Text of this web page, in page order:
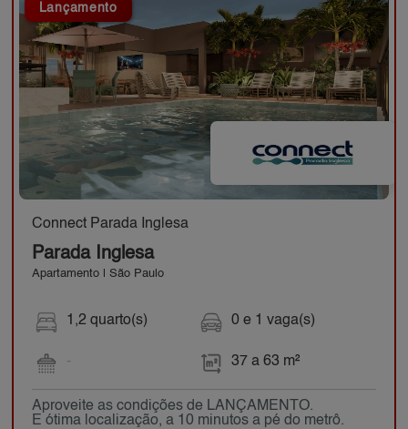
Lançamento
Connect Parada Inglesa
Parada Inglesa
Apartamento | São Paulo
1,2 quarto(s)
-
0 e 1 vaga(s)
37 a 63 m²
Aproveite as condições de LANÇAMENTO.
E ótima localização, a 10 minutos a pé do metrô.